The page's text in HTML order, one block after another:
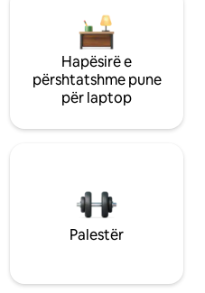
Hapësirë e
përshtatshme pune
për laptop
Palestër